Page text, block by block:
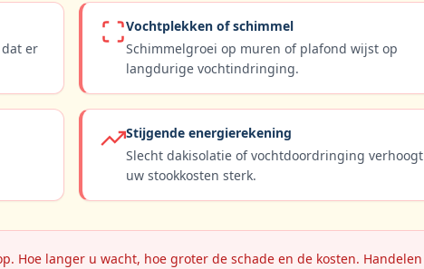
er
Vochtplekken of schimmel
Schimmelgroei op muren of plafond wijst op
langdurige vochtindringing.
Stijgende energierekening
Slecht dakisolatie of vochtdoordringing verhoogt
uw stookkosten sterk.
Hoe langer u wacht, hoe groter de schade en de kosten. Handelen